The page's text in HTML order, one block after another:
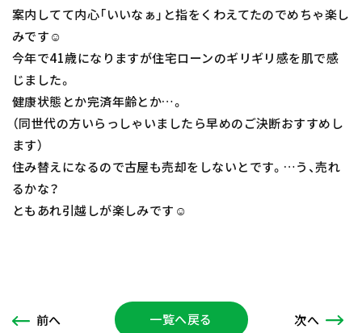
案内してて内心「いいなぁ」と指をくわえてたのでめちゃ楽し
みです☺️
今年で41歳になりますが住宅ローンのギリギリ感を肌で感
じました。
健康状態とか完済年齢とか…。
（同世代の方いらっしゃいましたら早めのご決断おすすめし
ます）
住み替えになるので古屋も売却をしないとです。…う、売れ
るかな？
ともあれ引越しが楽しみです☺️
前へ 一覧へ戻る 次へ